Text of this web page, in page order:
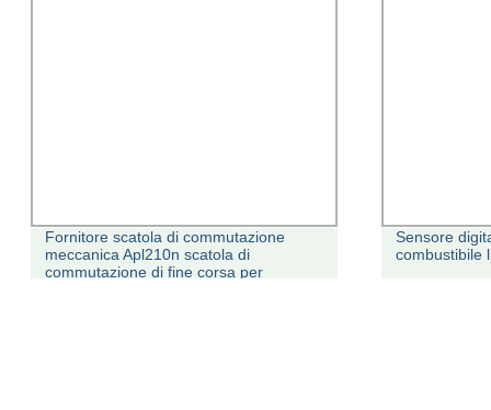
Sensore digitale del livello del
combustibile liquido a ultrasuoni
Huatian
OEM Small